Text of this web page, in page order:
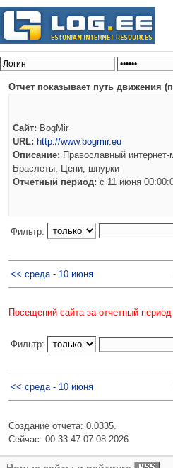
Отчет показывает путь движения
Сайт: BogMir
URL: http://www.bogmir.eu
Описание: Православный
Браслеты, Цепи, шнурки
Отчетный период: c 11 июня
Фильтр:
<< среда - 10 июня
Посещений сайта за отчетный период
Фильтр:
<< среда - 10 июня
Создание отчета: 0.0335.
Сейчас: 00:33:47 07.08.2026